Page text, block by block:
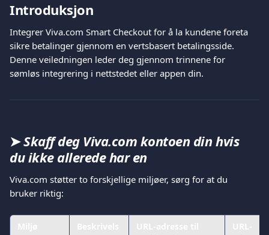
Introduksjon
Integrer Viva.com Smart Checkout for å la kundene foreta
sikre betalinger gjennom en vertsbasert betalingsside.
Denne veiledningen leder deg gjennom trinnene for
sømløs integrering i nettstedet eller appen din.
➤ Skaff deg Viva.com kontoen din hvis
du ikke allerede har en
Viva.com støtter to forskjellige miljøer, sørg for at du
bruker riktig: